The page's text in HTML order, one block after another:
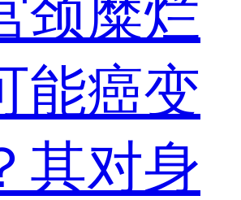
颈糜烂
能癌变
其对身